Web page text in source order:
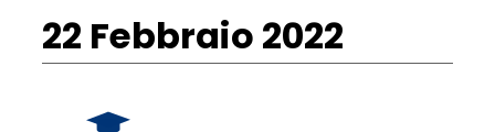
22 Febbraio 2022